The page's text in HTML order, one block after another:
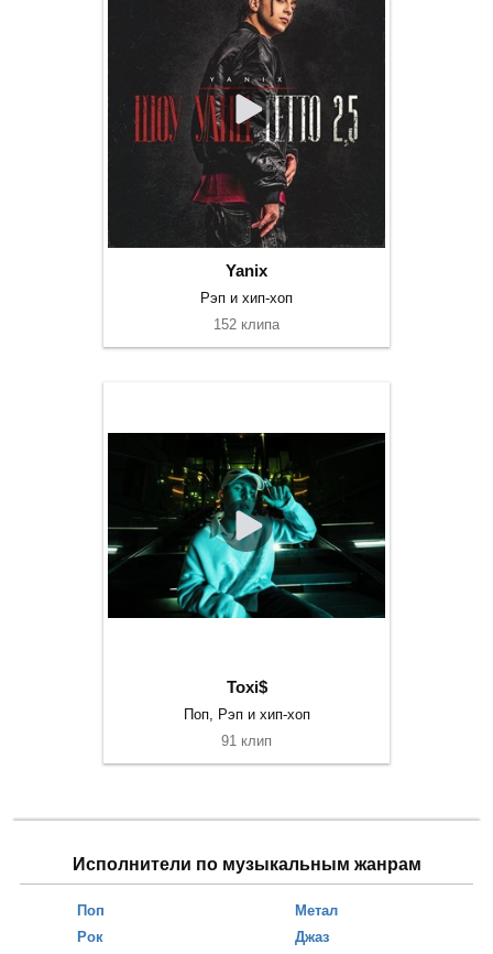
Yanix
Рэп и хип-хоп
152 клипа
Toxi$
Поп, Рэп и хип-хоп
91 клип
Исполнители по музыкальным жанрам
Поп
Рок
Метал
Джаз